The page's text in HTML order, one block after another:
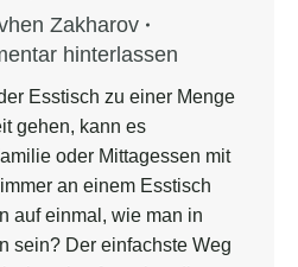
Zakharov
hinterlassen
Esstisch zu einer Menge
gehen, kann es
oder Mittagessen mit
an einem Esstisch
auf einmal, wie man in
sein? Der einfachste Weg